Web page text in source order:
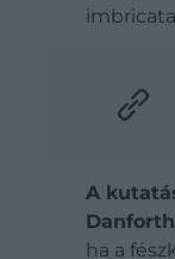
A
Danforth
ha a